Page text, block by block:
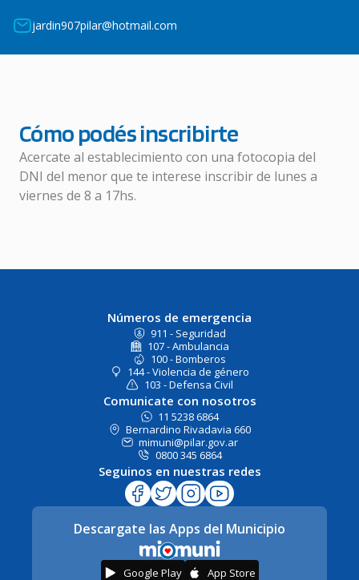
jardin907pilar@hotmail.com
Cómo podés inscribirte
Acercate al establecimiento con una fotocopia del
DNI del menor que te interese inscribir de lunes a
viernes de 8 a 17hs.
Números de emergencia
911 - Seguridad
107 - Ambulancia
100 - Bomberos
144 - Violencia de género
103 - Defensa Civil
Comunicate con nosotros
11 5238 6864
Bernardino Rivadavia 660
mimuni@pilar.gov.ar
0800 345 6864
Seguinos en nuestras redes
Descargate las Apps del Municipio
Google Play App Store